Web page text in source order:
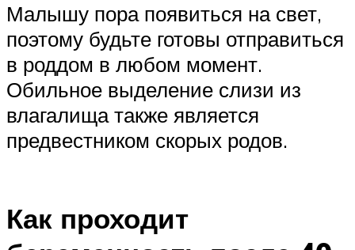
Малышу пора появиться на свет,
поэтому будьте готовы отправиться
в роддом в любом момент.
Обильное выделение слизи из
влагалища также является
предвестником скорых родов.
Как проходит